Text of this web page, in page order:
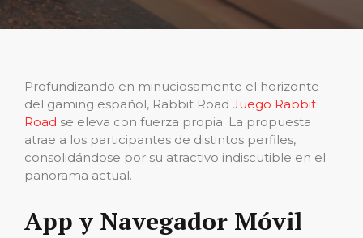
Profundizando en minuciosamente el horizonte
del gaming español, Rabbit Road Juego Rabbit
Road se eleva con fuerza propia. La propuesta
atrae a los participantes de distintos perfiles,
consolidándose por su atractivo indiscutible en el
panorama actual.
App y Navegador Móvil